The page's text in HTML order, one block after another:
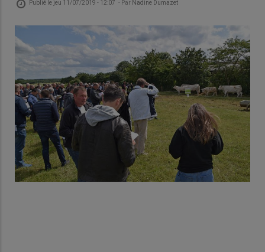
Publié le jeu 11/07/2019 - 12:07 - Par Nadine Dumazet